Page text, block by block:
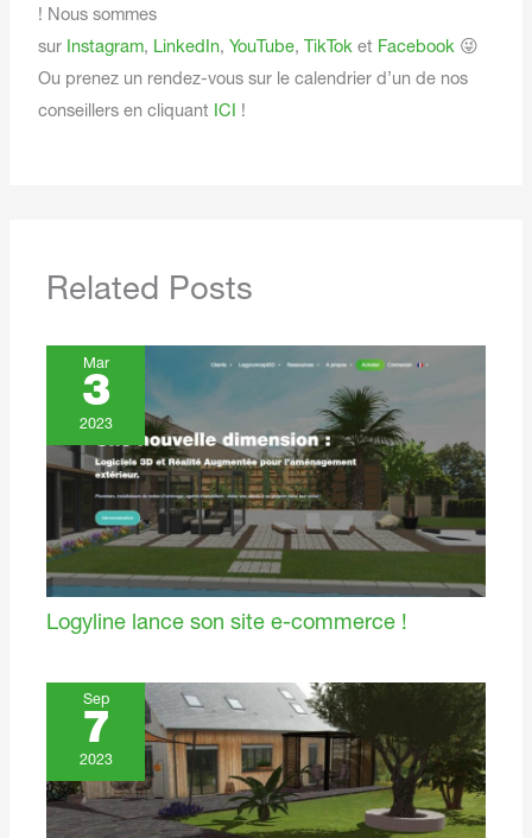
! Nous sommes
sur Instagram, LinkedIn, YouTube, TikTok et Facebook 😜
Ou prenez un rendez-vous sur le calendrier d’un de nos
conseillers en cliquant ICI !
Related Posts
Mar
3
2023
Logyline lance son site e-commerce !
Sep
7
2023